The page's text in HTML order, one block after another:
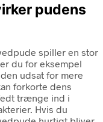
pudens
spiller en stor
du for eksempel
udsat for mere
forkorte dens
trænge ind i
Hvis du